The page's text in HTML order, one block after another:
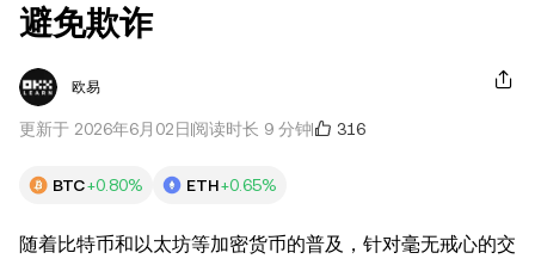
避免欺诈
欧易
更新于 2026年6月02日 阅读时长 9 分钟 316
BTC+0.80% ETH+0.65%
随着比特币和以太坊等加密货币的普及，针对毫无戒心的交